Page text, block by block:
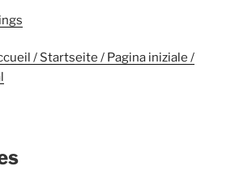
/ Startseite / Pagina iniziale /